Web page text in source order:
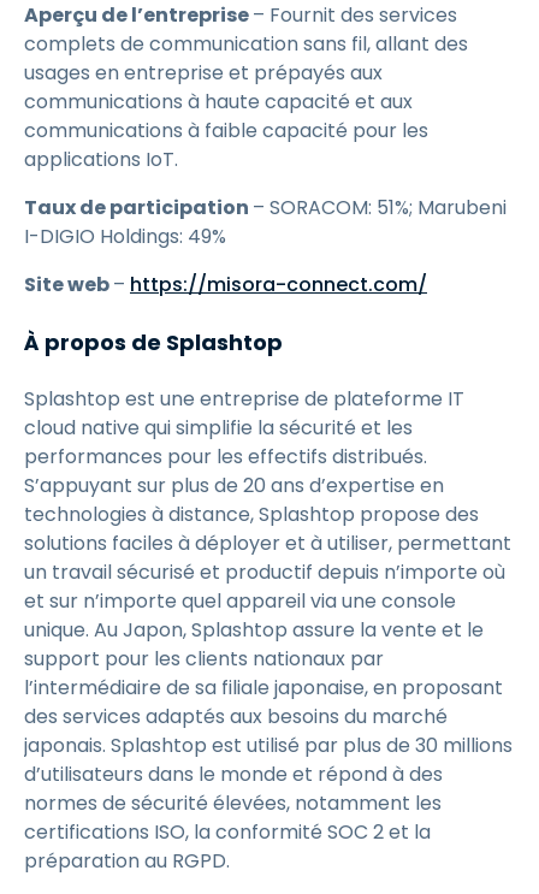
Aperçu de l’entreprise– Fournit des services
complets de communication sans fil, allant des
usages en entreprise et prépayés aux
communications à haute capacité et aux
communications à faible capacité pour les
applications IoT.
Taux de participation – SORACOM: 51%; Marubeni
I-DIGIO Holdings: 49%
Site web– https://misora-connect.com/
À propos de Splashtop
Splashtop est une entreprise de plateforme IT
cloud native qui simplifie la sécurité et les
performances pour les effectifs distribués.
S’appuyant sur plus de 20 ans d’expertise en
technologies à distance, Splashtop propose des
solutions faciles à déployer et à utiliser, permettant
un travail sécurisé et productif depuis n’importe où
et sur n’importe quel appareil via une console
unique. Au Japon, Splashtop assure la vente et le
support pour les clients nationaux par
l’intermédiaire de sa filiale japonaise, en proposant
des services adaptés aux besoins du marché
japonais. Splashtop est utilisé par plus de 30 millions
d’utilisateurs dans le monde et répond à des
normes de sécurité élevées, notamment les
certifications ISO, la conformité SOC 2 et la
préparation au RGPD.